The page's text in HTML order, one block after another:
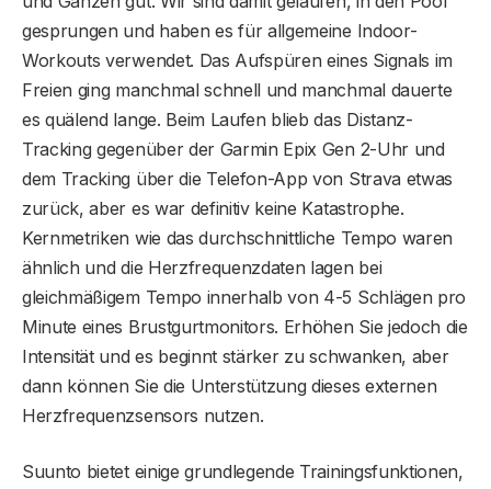
gesprungen und haben es für allgemeine Indoor-
Workouts verwendet. Das Aufspüren eines Signals im
Freien ging manchmal schnell und manchmal dauerte
es quälend lange. Beim Laufen blieb das Distanz-
Tracking gegenüber der Garmin Epix Gen 2-Uhr und
dem Tracking über die Telefon-App von Strava etwas
zurück, aber es war definitiv keine Katastrophe.
Kernmetriken wie das durchschnittliche Tempo waren
ähnlich und die Herzfrequenzdaten lagen bei
gleichmäßigem Tempo innerhalb von 4-5 Schlägen pro
Minute eines Brustgurtmonitors. Erhöhen Sie jedoch die
Intensität und es beginnt stärker zu schwanken, aber
dann können Sie die Unterstützung dieses externen
Herzfrequenzsensors nutzen.
Suunto bietet einige grundlegende Trainingsfunktionen,